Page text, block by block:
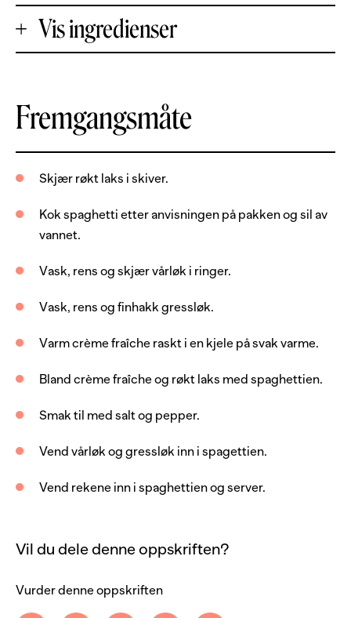
Vis ingredienser
Porsjoner
100 g
røkt laks
200
ss
crème fraîche
0.5 ts
salt
0.25 ts pepper
Fremgangsmåte
Skjær røkt laks i skiver.
Kok spaghetti etter anvisningen på pakken og sil av
vannet.
Vask, rens og skjær vårløk i ringer.
Vask, rens og finhakk gressløk.
Varm crème fraîche raskt i en kjele på svak varme.
Bland crème fraîche og røkt laks med spaghettien.
Smak til med salt og pepper.
Vend vårløk og gressløk inn i spagettien.
Vend rekene inn i spaghettien og server.
Vil du dele denne oppskriften?
Vurder denne oppskriften